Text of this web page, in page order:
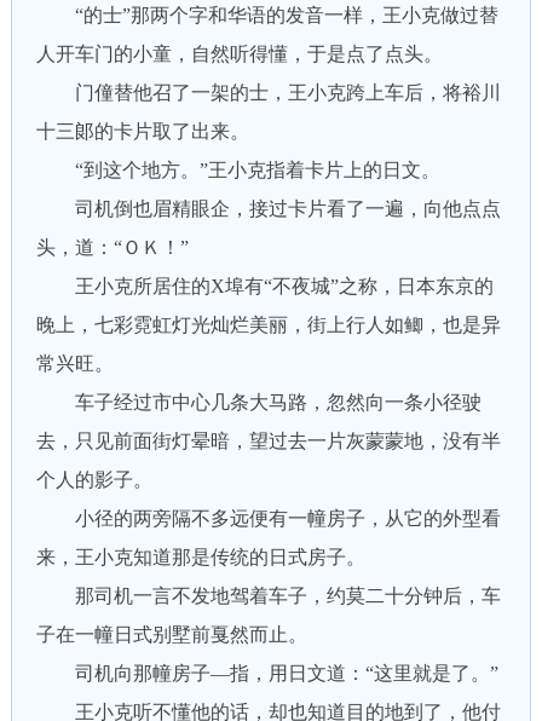
“的士”那两个字和华语的发音一样，王小克做过替
人开车门的小童，自然听得懂，于是点了点头。
门僮替他召了一架的士，王小克跨上车后，将裕川
十三郞的卡片取了出来。
“到这个地方。”王小克指着卡片上的日文。
司机倒也眉精眼企，接过卡片看了一遍，向他点点
头，道：“ＯＫ！”
王小克所居住的X埠有“不夜城”之称，日本东京的
晚上，七彩霓虹灯光灿烂美丽，街上行人如鲫，也是异
常兴旺。
车子经过市中心几条大马路，忽然向一条小径驶
去，只见前面街灯晕暗，望过去一片灰蒙蒙地，没有半
个人的影子。
小径的两旁隔不多远便有一幢房子，从它的外型看
来，王小克知道那是传统的日式房子。
那司机一言不发地驾着车子，约莫二十分钟后，车
子在一幢日式别墅前戛然而止。
司机向那幢房子—指，用日文道：“这里就是了。”
王小克听不懂他的话，却也知道目的地到了，他付